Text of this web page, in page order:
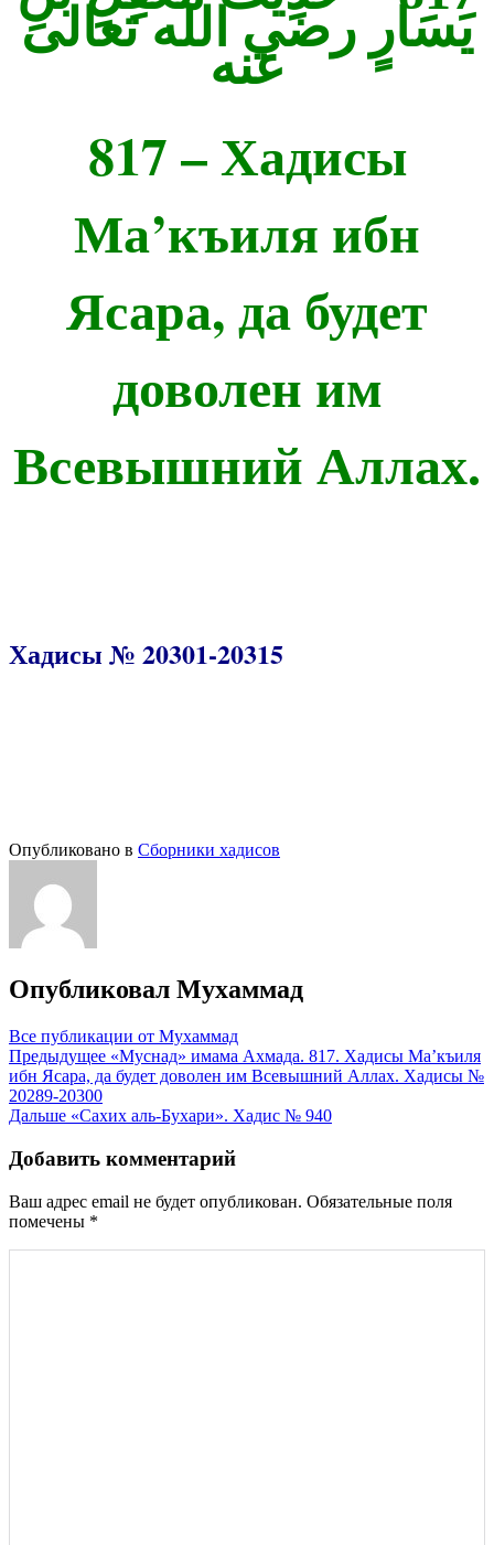
يَسَارٍ رضي الله تعالى
عنه
817 – Хадисы
Ма’къиля ибн
Ясара, да будет
доволен им
Всевышний Аллах.
Хадисы № 20301-20315
Опубликовано в Сборники хадисов
Опубликовал Мухаммад
Все публикации от Мухаммад
Навигация
по
записям
Предыдущее «Муснад» имама Ахмада. 817. Хадисы Ма’къиля
ибн Ясара, да будет доволен им Всевышний Аллах. Хадисы №
20289-20300
Дальше «Сахих аль-Бухари». Хадис № 940
Добавить комментарий
Ваш адрес email не будет опубликован. Обязательные поля
помечены *